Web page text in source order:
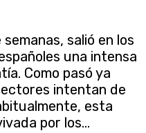
salió en los
una intensa
Como pasó ya
intentan de
esta
por los...